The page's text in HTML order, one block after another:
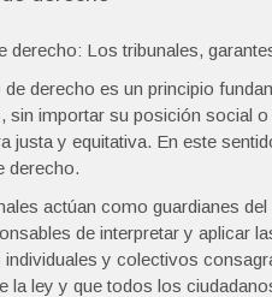
derecho: Los tribunales,
de derecho es un principio
sin importar su posición social
justa y equitativa. En este
derecho.
actúan como guardianes
de interpretar y aplicar
individuales y colectivos
la ley y que todos los